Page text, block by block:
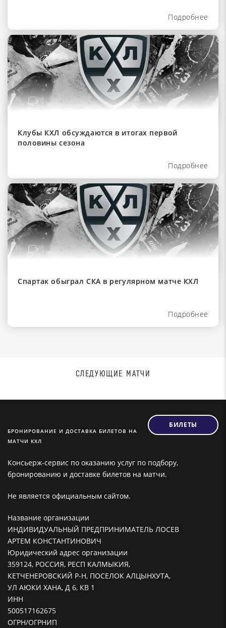
Подробнее
Клубы КХЛ обсуждаются в итогах первой
половины сезона
Подробнее
Спартак обыграл СКА в регулярном матче КХЛ
Подробнее
СЛЕДУЮЩИЕ МАТЧИ
БРОНИРОВАНИЕ И ДОСТАВКА БИЛЕТОВ НА
МАТЧИ КХЛ
БИЛЕТЫ
Консьерж-сервис по оказанию услуг по подбору,
бронированию и доставке билетов на матчи.
Не является официальным сайтом.
Название организации
ИНДИВИДУАЛЬНЫЙ ПРЕДПРИНИМАТЕЛЬ ЛОСЕВ
АРТЕМ КОНСТАНТИНОВИЧ
Юридический адрес организации
359124, РОССИЯ, РЕСП КАЛМЫКИЯ,
КЕТЧЕНЕРОВСКИЙ Р-Н, ПОСЕЛОК АЛЦЫНХУТА,
УЛ АЮКИ ХАНА, Д 6, КВ 1
ИНН
500517162675
ОГРН/ОГРНИП